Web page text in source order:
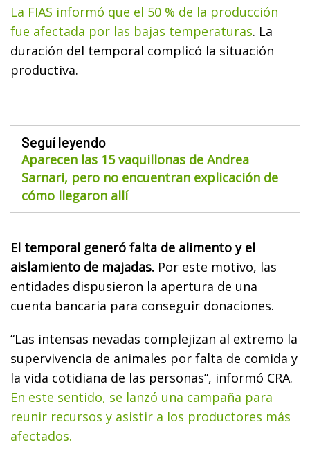
La FIAS informó que el 50 % de la producción
fue afectada por las bajas temperaturas. La
duración del temporal complicó la situación
productiva.
Seguí leyendo
Aparecen las 15 vaquillonas de Andrea
Sarnari, pero no encuentran explicación de
cómo llegaron allí
El temporal generó falta de alimento y el
aislamiento de majadas. Por este motivo, las
entidades dispusieron la apertura de una
cuenta bancaria para conseguir donaciones.
“Las intensas nevadas complejizan al extremo la
supervivencia de animales por falta de comida y
la vida cotidiana de las personas”, informó CRA.
En este sentido, se lanzó una campaña para
reunir recursos y asistir a los productores más
afectados.